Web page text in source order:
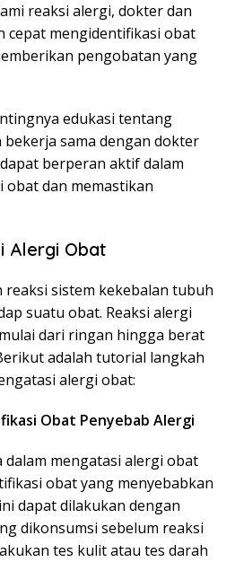
reaksi alergi, dokter dan
cepat mengidentifikasi obat
pengobatan yang
edukasi tentang
sama dengan dokter
berperan aktif dalam
obat dan memastikan
Alergi Obat
sistem kekebalan tubuh
suatu obat. Reaksi alergi
dari ringan hingga berat
adalah tutorial langkah
alergi obat:
Obat Penyebab Alergi
dalam mengatasi alergi obat
obat yang menyebabkan
dapat dilakukan dengan
dikonsumsi sebelum reaksi
tes kulit atau tes darah